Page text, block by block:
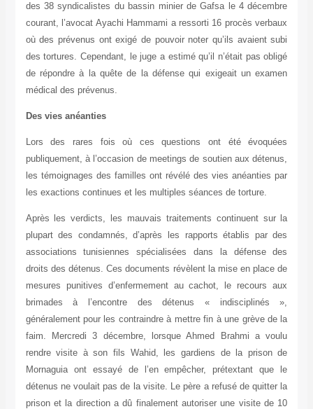
des 38 syndicalistes du bassin minier de Gafsa le 4 décembre
courant, l’avocat Ayachi Hammami a ressorti 16 procès verbaux
où des prévenus ont exigé de pouvoir noter qu’ils avaient subi
des tortures. Cependant, le juge a estimé qu’il n’était pas obligé
de répondre à la quête de la défense qui exigeait un examen
médical des prévenus.
Des vies anéanties
Lors des rares fois où ces questions ont été évoquées
publiquement, à l’occasion de meetings de soutien aux détenus,
les témoignages des familles ont révélé des vies anéanties par
les exactions continues et les multiples séances de torture.
Après les verdicts, les mauvais traitements continuent sur la
plupart des condamnés, d’après les rapports établis par des
associations tunisiennes spécialisées dans la défense des
droits des détenus. Ces documents révèlent la mise en place de
mesures punitives d’enfermement au cachot, le recours aux
brimades à l’encontre des détenus « indisciplinés »,
généralement pour les contraindre à mettre fin à une grève de la
faim. Mercredi 3 décembre, lorsque Ahmed Brahmi a voulu
rendre visite à son fils Wahid, les gardiens de la prison de
Mornaguia ont essayé de l’en empêcher, prétextant que le
détenus ne voulait pas de la visite. Le père a refusé de quitter la
prison et la direction a dû finalement autoriser une visite de 10